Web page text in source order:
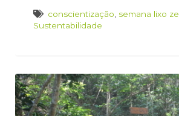
conscientização semana lixo
Sustentabilidade